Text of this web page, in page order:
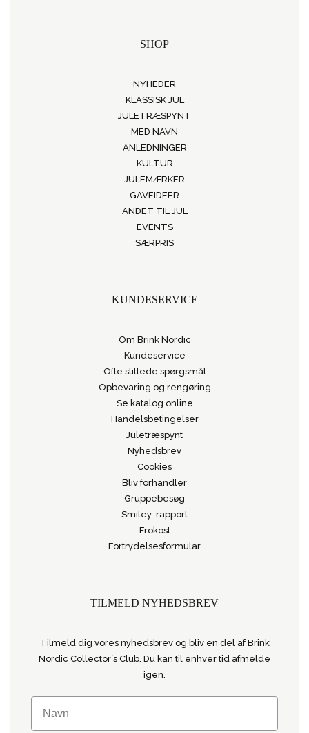
SHOP
NYHEDER
KLASSISK JUL
JULETRÆSPYNT
MED NAVN
ANLEDNINGER
KULTUR
JULEMÆRKER
GAVEIDEER
ANDET TIL JUL
EVENTS
SÆRPRIS
KUNDESERVICE
Om Brink Nordic
Kundeservice
Ofte stillede spørgsmål
Opbevaring og rengøring
Se katalog online
Handelsbetingelser
Juletræspynt
Nyhedsbrev
Cookies
Bliv forhandler
Gruppebesøg
Smiley-rapport
Frokost
Fortrydelsesformular
TILMELD NYHEDSBREV
Tilmeld dig vores nyhedsbrev og bliv en del af Brink
Nordic Collector´s Club. Du kan til enhver tid afmelde
igen.